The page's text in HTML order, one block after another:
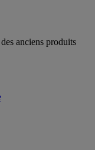
anciens produits